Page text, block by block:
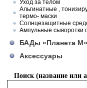
Уход за телом
Альгинатные ,
термо- маски
Солнцезащитные
Ампульные сыворотки
БАДы «Планета М»
Аксессуары
Поиск (название или